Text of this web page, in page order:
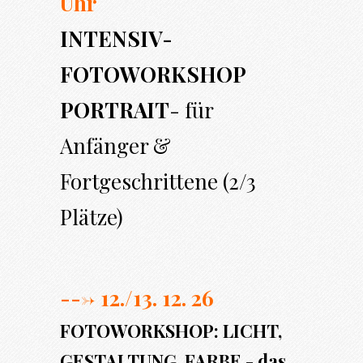
INTENSIV-
FOTOWORKSHOP
PORTRAIT- für
Anfänger &
Fortgeschrittene (2/3
Plätze)
---> 12./13. 12. 26
FOTOWORKSHOP: LICHT,